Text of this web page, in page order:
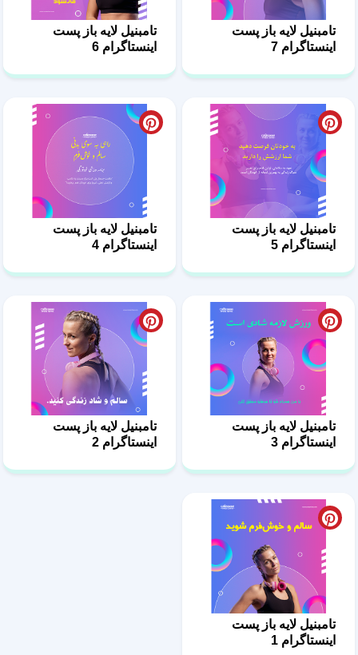
تامبنیل لایه باز پست
اینستاگرام 7
تامبنیل لایه باز پست
اینستاگرام 6
تامبنیل لایه باز پست
اینستاگرام 5
تامبنیل لایه باز پست
اینستاگرام 4
تامبنیل لایه باز پست
اینستاگرام 3
تامبنیل لایه باز پست
اینستاگرام 2
تامبنیل لایه باز پست
اینستاگرام 1